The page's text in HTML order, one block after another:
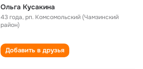
Ольга Кусакина
43 года,рп. Комсомольский (Чамзинский
район)
Добавить в друзья